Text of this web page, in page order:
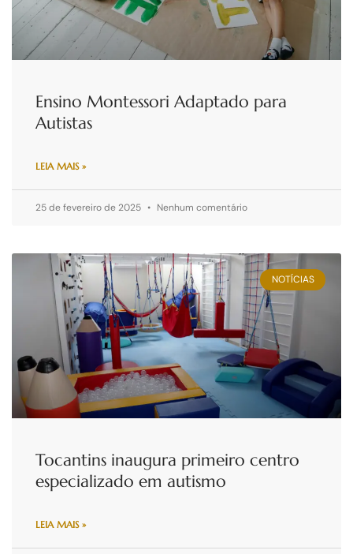
Ensino Montessori Adaptado para
Autistas
LEIA MAIS »
25 de fevereiro de 2025 Nenhum comentário
NOTÍCIAS
Tocantins inaugura primeiro centro
especializado em autismo
LEIA MAIS »